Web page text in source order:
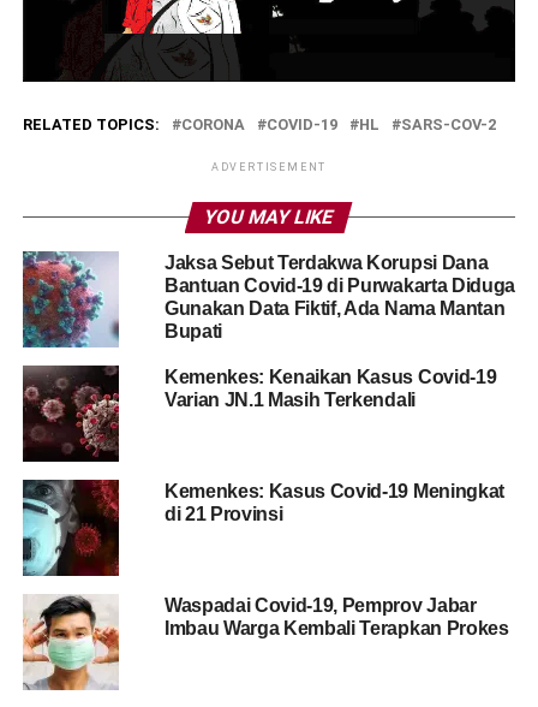
RELATED TOPICS: CORONA COVID-19 HL SARS-COV-2
ADVERTISEMENT
YOU MAY LIKE
Jaksa Sebut Terdakwa Korupsi Dana
Bantuan Covid-19 di Purwakarta Diduga
Gunakan Data Fiktif, Ada Nama Mantan
Bupati
Kemenkes: Kenaikan Kasus Covid-19
Varian JN.1 Masih Terkendali
Kemenkes: Kasus Covid-19 Meningkat
di 21 Provinsi
Waspadai Covid-19, Pemprov Jabar
Imbau Warga Kembali Terapkan Prokes